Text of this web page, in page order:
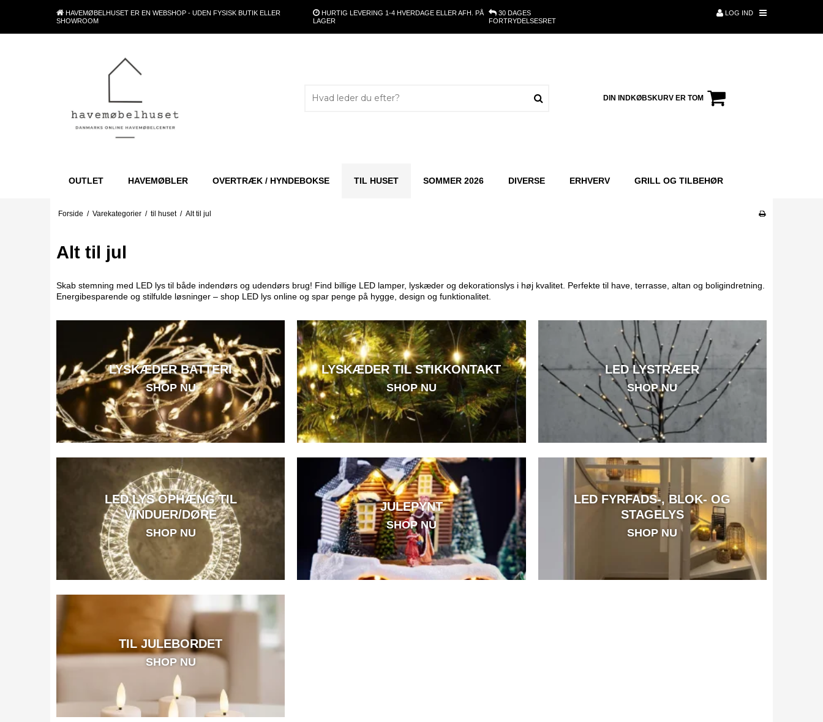
HAVEMØBELHUSET ER EN WEBSHOP - UDEN FYSISK BUTIK ELLER
SHOWROOM
HURTIG LEVERING 1-4 HVERDAGE ELLER AFH. PÅ
LAGER
30 DAGES
FORTRYDELSESRET
LOG IND
DIN INDKØBSKURV ER TOM
OUTLET HAVEMØBLER OVERTRÆK / HYNDEBOKSE TIL HUSET SOMMER 2026 DIVERSE ERHVERV GRILL OG TILBEHØR
Forside / Varekategorier / til huset / Alt til jul
Alt til jul
Skab stemning med LED lys til både indendørs og udendørs brug! Find billige LED lamper, lyskæder og dekorationslys i høj kvalitet. Perfekte til have, terrasse, altan og boligindretning.
Energibesparende og stilfulde løsninger – shop LED lys online og spar penge på hygge, design og funktionalitet.
LYSKÆDER BATTERI
SHOP NU
LYSKÆDER TIL STIKKONTAKT
SHOP NU
LED LYSTRÆER
SHOP NU
LED LYS OPHÆNG TIL
VINDUER/DØRE
SHOP NU
JULEPYNT
SHOP NU
LED FYRFADS-, BLOK- OG
STAGELYS
SHOP NU
TIL JULEBORDET
SHOP NU